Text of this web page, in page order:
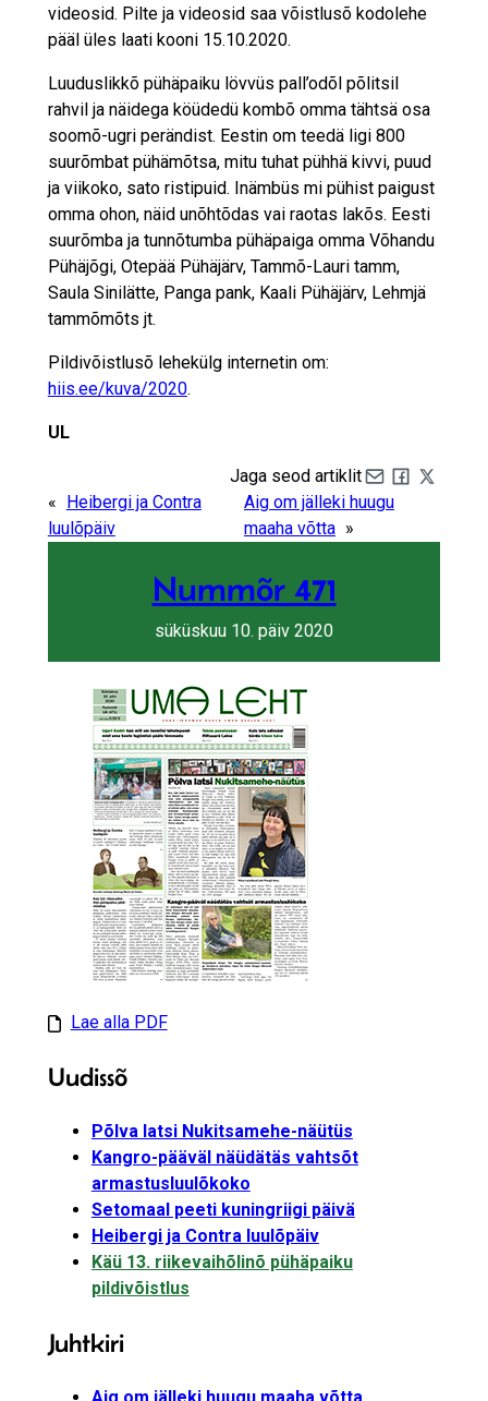
videosid. Pilte ja videosid saa võistlusõ kodolehe
pääl üles laati kooni 15.10.2020.
Luuduslikkõ pühäpaiku lövvüs pall’odõl põlitsil
rahvil ja näidega köüdedü kombõ omma tähtsä osa
soomõ-ugri perändist. Eestin om teedä ligi 800
suurõmbat pühämõtsa, mitu tuhat pühhä kivvi, puud
ja viikoko, sato ristipuid. Inämbüs mi pühist paigust
omma ohon, näid unõhtõdas vai raotas lakõs. Eesti
suurõmba ja tunnõtumba pühäpaiga omma Võhandu
Pühäjõgi, Otepää Pühäjärv, Tammõ-Lauri tamm,
Saula Sinilätte, Panga pank, Kaali Pühäjärv, Lehmjä
tammõmõts jt.
Pildivõistlusõ lehekülg internetin om:
hiis.ee/kuva/2020.
UL
Jaga seod artiklit
Share by e-mail
Share on
« Heibergi ja Contra
luulõpäiv
Aig om jälleki huugu
maaha võtta »
Nummõr 471
süküskuu 10. päiv 2020
Lae alla PDF
Uudissõ
Põlva latsi Nukitsamehe-näütüs
Kangro-pääväl näüdätäs vahtsõt
armastusluulõkoko
Setomaal peeti kuningriigi päivä
Heibergi ja Contra luulõpäiv
Käü 13. riikevaihõlinõ pühäpaiku
pildivõistlus
Juhtkiri